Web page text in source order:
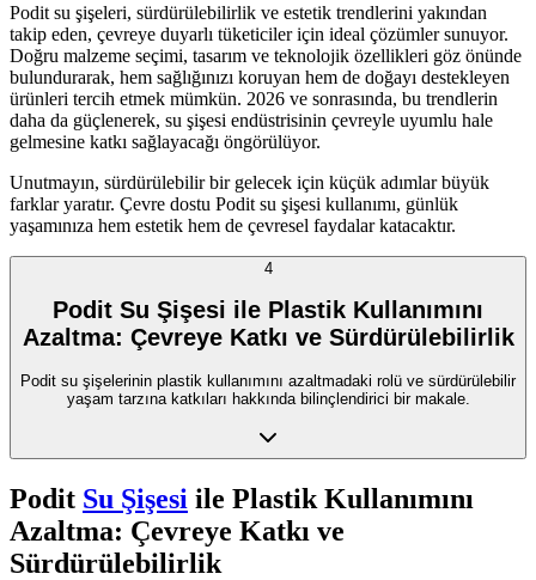
Podit su şişeleri, sürdürülebilirlik ve estetik trendlerini yakından
takip eden, çevreye duyarlı tüketiciler için ideal çözümler sunuyor.
Doğru malzeme seçimi, tasarım ve teknolojik özellikleri göz önünde
bulundurarak, hem sağlığınızı koruyan hem de doğayı destekleyen
ürünleri tercih etmek mümkün. 2026 ve sonrasında, bu trendlerin
daha da güçlenerek, su şişesi endüstrisinin çevreyle uyumlu hale
gelmesine katkı sağlayacağı öngörülüyor.
Unutmayın, sürdürülebilir bir gelecek için küçük adımlar büyük
farklar yaratır. Çevre dostu Podit su şişesi kullanımı, günlük
yaşamınıza hem estetik hem de çevresel faydalar katacaktır.
4
Podit Su Şişesi ile Plastik Kullanımını
Azaltma: Çevreye Katkı ve Sürdürülebilirlik
Podit su şişelerinin plastik kullanımını azaltmadaki rolü ve sürdürülebilir
yaşam tarzına katkıları hakkında bilinçlendirici bir makale.
Podit Su Şişesi ile Plastik Kullanımını
Azaltma: Çevreye Katkı ve
Sürdürülebilirlik